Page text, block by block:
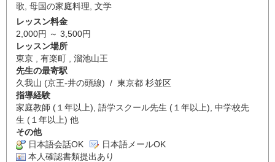
歌 母国の家庭料理 文学
レッスン料金
2,000円 ～ 3,500円
レッスン場所
東京 , 有楽町 , 溜池山王
先生の最寄駅
久我山 (京王-井の頭線) / 東京都 杉並区
指導経験
家庭教師 (１年以上), 語学スクール先生 (１年以上), 中学校先
生 (１年以上) 他
その他
日本語会話OK
日本語メールOK
本人確認書類提出あり